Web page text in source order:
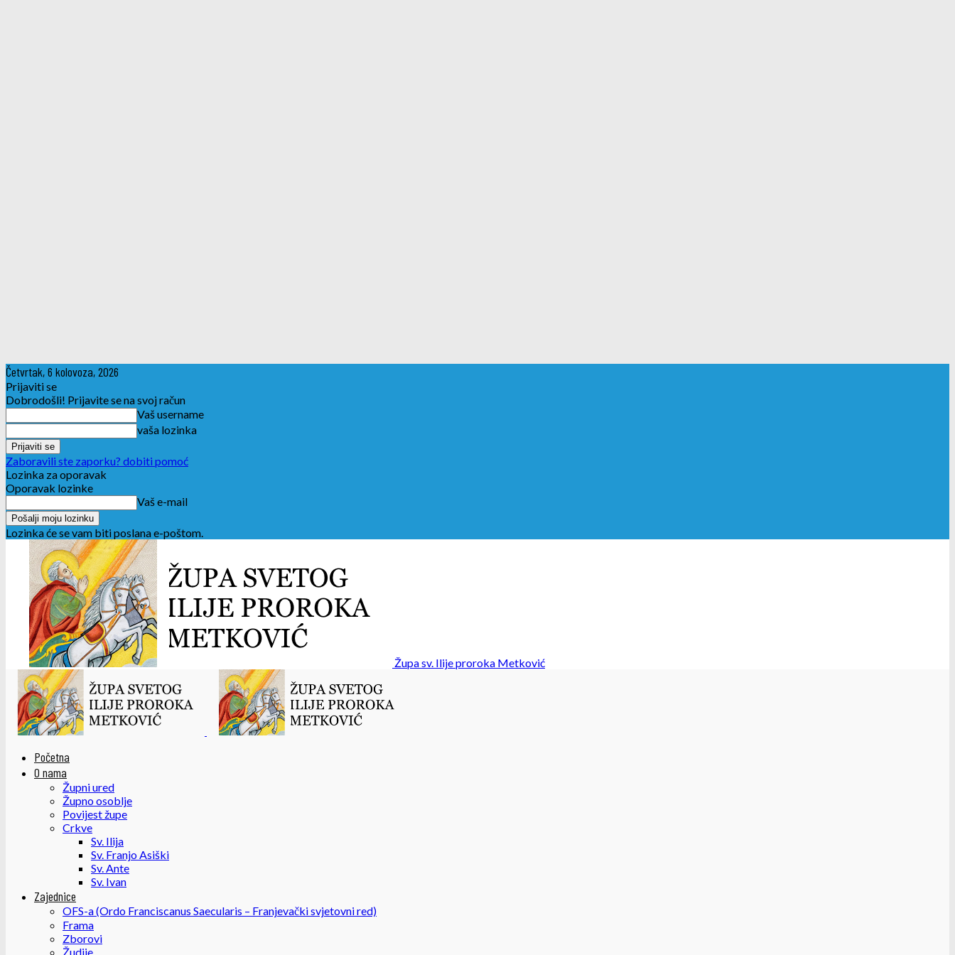
Četvrtak, 6 kolovoza, 2026
Prijaviti se
Dobrodošli! Prijavite se na svoj račun
Vaš username
vaša lozinka
Zaboravili ste zaporku? dobiti pomoć
Lozinka za oporavak
Oporavak lozinke
Vaš e-mail
Lozinka će se vam biti poslana e-poštom.
Župa sv. Ilije proroka Metković
Početna
O nama
Župni ured
Župno osoblje
Povijest župe
Crkve
Sv. Ilija
Sv. Franjo Asiški
Sv. Ante
Sv. Ivan
Zajednice
OFS-a (Ordo Franciscanus Saecularis – Franjevački svjetovni red)
Frama
Zborovi
Žudije